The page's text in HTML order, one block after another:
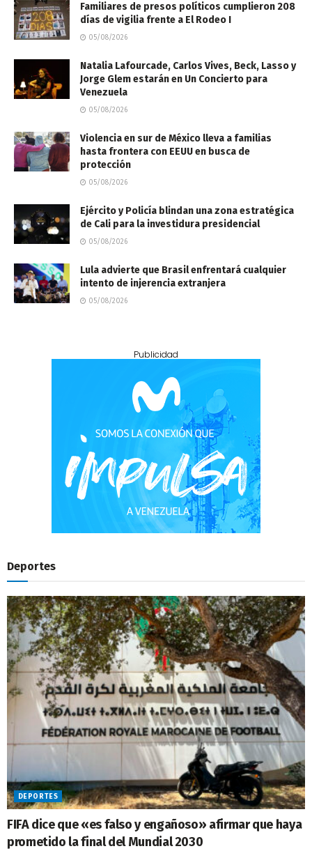
Familiares de presos políticos cumplieron 208
días de vigilia frente a El Rodeo I
05/08/2026
Natalia Lafourcade, Carlos Vives, Beck, Lasso y
Jorge Glem estarán en Un Concierto para
Venezuela
05/08/2026
Violencia en sur de México lleva a familias
hasta frontera con EEUU en busca de
protección
05/08/2026
Ejército y Policía blindan una zona estratégica
de Cali para la investidura presidencial
05/08/2026
Lula advierte que Brasil enfrentará cualquier
intento de injerencia extranjera
05/08/2026
Publicidad
Deportes
DEPORTES
FIFA dice que «es falso y engañoso» afirmar que haya
prometido la final del Mundial 2030